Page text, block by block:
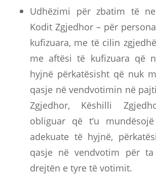
Udhëzimi për zbatim të
Kodit Zgjedhor – për
kufizuara, me të cilin
me aftësi të kufizuara që
hyjnë përkatësisht që nuk
qasje në vendvotimin në
Zgjedhor, Këshilli
obliguar që t’u
adekuate të hyjnë,
qasje në vendvotim për
drejtën e tyre të votimit.